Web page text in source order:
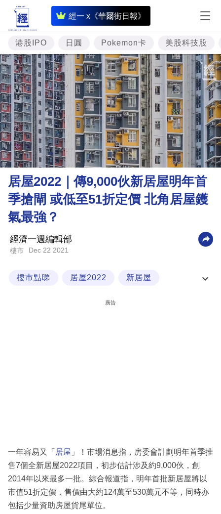
經一 x《華爾街日報》
即
時
財
經
專
題
投
資
樓
市
理
商
科
技
港股IPO 日圓 Pokemon卡 美股科技股
居屋2022｜傳9,000伙新居屋明年首
季搶閘 或低至51折定價 北角居屋鑊
氣最強？
經濟一週編輯部
樓市 Dec 22 2021
樓市點睇 居屋2022 新居屋
廣告
一年容易又「 居屋 」！市場消息指，房委會計劃明年首季推
售7個全新居屋2022項目，初步估計涉及約9,000伙，創
2014年以來最多一批。綜合報道指，明年首批新居屋將以
市值51折定價，售價由大約124萬至530萬元不等，同時亦
包括少量資助房屋貨尾單位。